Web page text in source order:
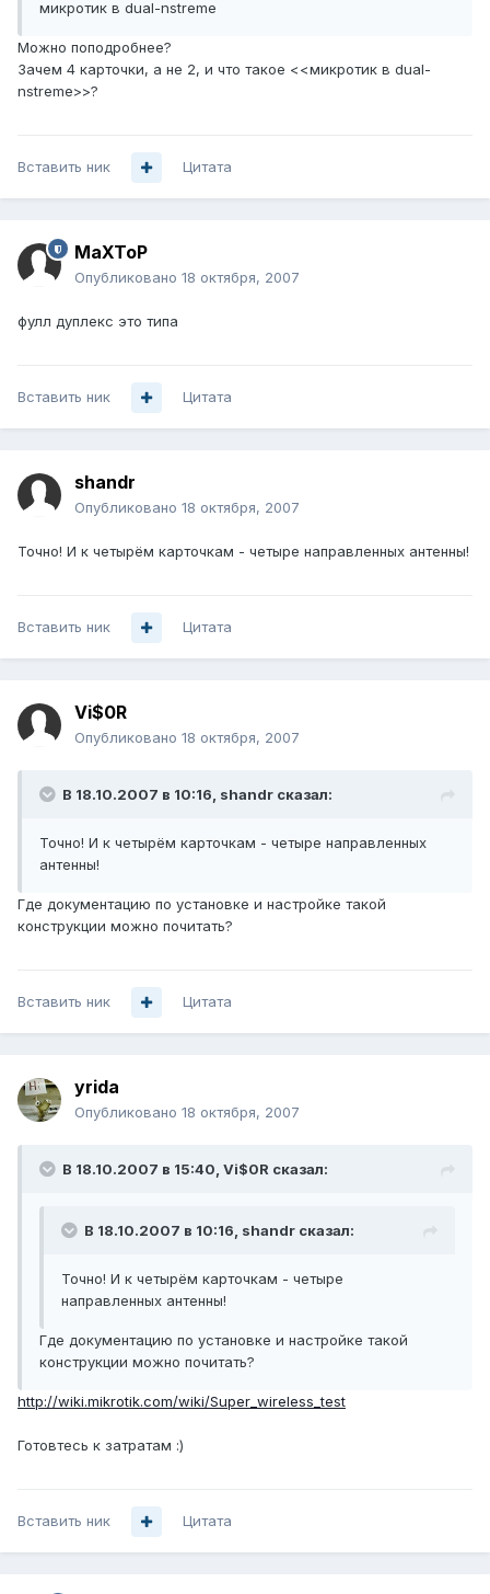
микротик в dual-nstreme
Можно поподробнее?
Зачем 4 карточки, а не 2, и что такое <<микротик в dual-
nstreme>>?
Вставить ник Цитата
MaXToP
Опубликовано 18 октября, 2007
фулл дуплекс это типа
Вставить ник Цитата
shandr
Опубликовано 18 октября, 2007
Точно! И к четырём карточкам - четыре направленных антенны!
Вставить ник Цитата
Vi$0R
Опубликовано 18 октября, 2007
В 18.10.2007 в 10:16, shandr сказал:
Точно! И к четырём карточкам - четыре направленных
антенны!
Где документацию по установке и настройке такой
конструкции можно почитать?
Вставить ник Цитата
yrida
Опубликовано 18 октября, 2007
В 18.10.2007 в 15:40, Vi$0R сказал:
В 18.10.2007 в 10:16, shandr сказал:
Точно! И к четырём карточкам - четыре
направленных антенны!
Где документацию по установке и настройке такой
конструкции можно почитать?
http://wiki.mikrotik.com/wiki/Super_wireless_test
Готовтесь к затратам :)
Вставить ник Цитата